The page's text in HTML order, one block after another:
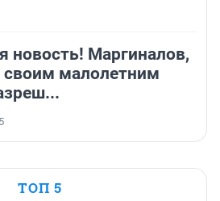
новость! Маргиналов,
своим малолетним
ТОП 5